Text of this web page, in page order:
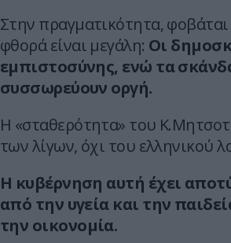
Στην πραγματικότητα, φοβάται
φθορά είναι μεγάλη: Οι
εμπιστοσύνης, ενώ τα
συσσωρεύουν οργή.
Η «σταθερότητα» του
των λίγων, όχι του ελληνικού
Η κυβέρνηση αυτή έχει
από την υγεία και την
την οικονομία.